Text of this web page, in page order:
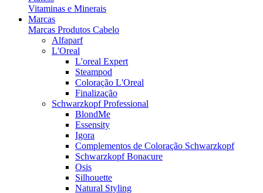
Vitaminas e Minerais
Marcas
Marcas Produtos Cabelo
Alfaparf
L'Oreal
L'oreal Expert
Steampod
Coloração L'Oreal
Finalização
Schwarzkopf Professional
BlondMe
Essensity
Igora
Complementos de Coloração Schwarzkopf
Schwarzkopf Bonacure
Osis
Silhouette
Natural Styling